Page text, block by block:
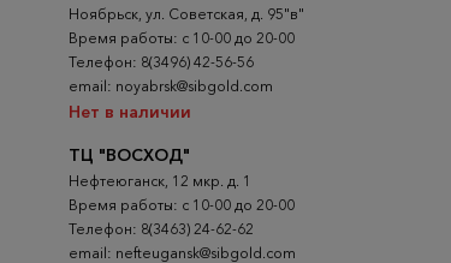
Ноябрьск, ул. Советская, д. 95"в"
Время работы: с 10-00 до 20-00
Телефон: 8(3496) 42-56-56
email: noyabrsk@sibgold.com
Нет в наличии
ТЦ "ВОСХОД"
Нефтеюганск, 12 мкр. д. 1
Время работы: с 10-00 до 20-00
Телефон: 8(3463) 24-62-62
email: nefteugansk@sibgold.com